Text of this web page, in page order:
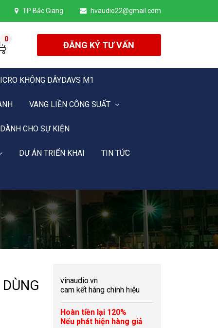
TP Bắc Giang hvaudio22@gmail.com
0
ĐĂNG KÝ TƯ VẤN
KHÔNG DÂYDAVS M1
VANG LIỀN CÔNG SUẤT
CHO SỰ KIỆN
DỰ ÁN TRIỂN KHAI TIN TỨC
vinaudio.vn
cam kết hàng chính hiệu
Hoàn tiền lại 120%
Nếu phát hiện hàng giả